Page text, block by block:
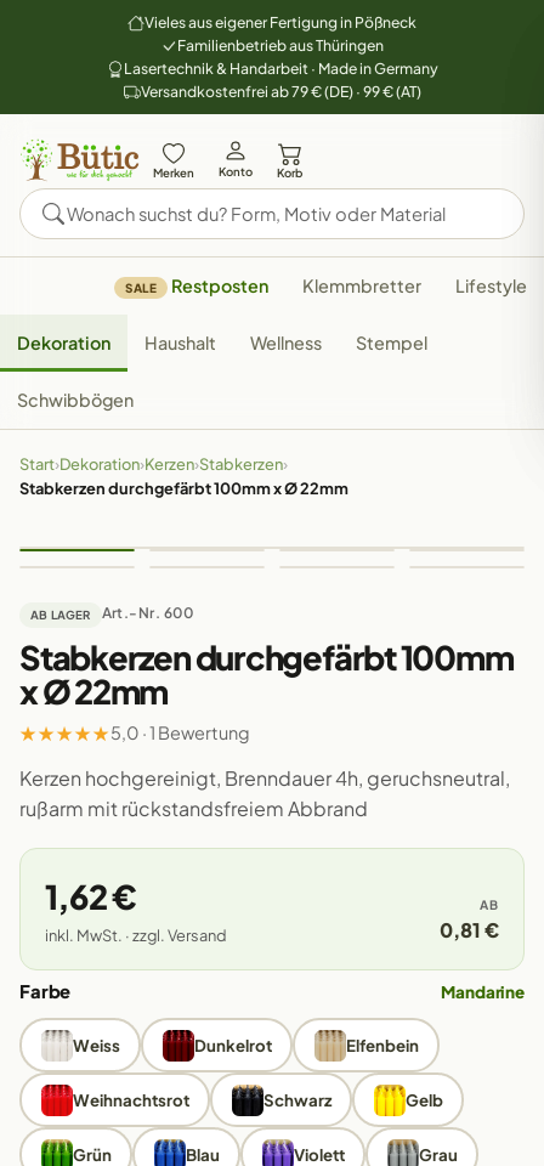
Vieles aus eigener Fertigung in Pößneck
Familienbetrieb aus Thüringen
Lasertechnik & Handarbeit · Made in Germany
Versandkostenfrei ab 79 € (DE) · 99 € (AT)
Merken Konto Korb
SALE Restposten Klemmbretter Lifestyle
Dekoration Haushalt Wellness Stempel
Schwibbögen
Start›Dekoration›Kerzen›Stabkerzen›
Stabkerzen durchgefärbt 100mm x Ø 22mm
AB LAGER Art.-Nr. 600
Stabkerzen durchgefärbt 100mm
x Ø 22mm
★★★★★5,0 · 1 Bewertung
Kerzen hochgereinigt, Brenndauer 4h, geruchsneutral,
rußarm mit rückstandsfreiem Abbrand
1,62 €
inkl. MwSt. · zzgl. Versand
AB
0,81 €
Farbe Mandarine
Weiss Dunkelrot Elfenbein
Weihnachtsrot Schwarz Gelb
Grün Blau Violett Grau